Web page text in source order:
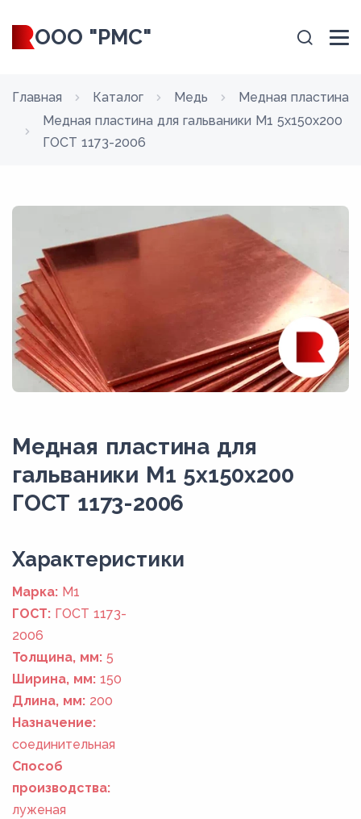
ООО "РМС"
Главная Каталог Медь
Медная пластина
Медная пластина для гальваники М1 5х150х200
ГОСТ 1173-2006
Медная пластина для
гальваники М1 5х150х200
ГОСТ 1173-2006
Xарактеристики
Марка: М1
ГОСТ: ГОСТ 1173-
2006
Толщина, мм: 5
Ширина, мм: 150
Длина, мм: 200
Назначение:
соединительная
Способ
производства:
луженая